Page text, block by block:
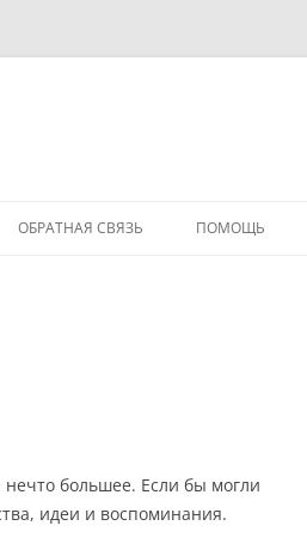
ОБРАТНАЯ СВЯЗЬ ПОМОЩЬ
большее. Если бы могли
идеи и воспоминания.